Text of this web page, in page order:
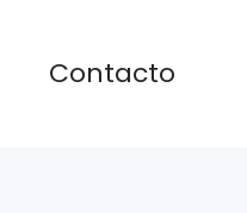
Contacto